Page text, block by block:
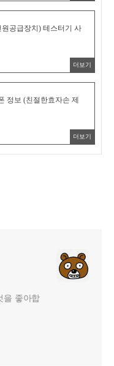
공급장치) 테스터기 사
더보기
정보 (친절한효자손 제
더보기
을 좋아합